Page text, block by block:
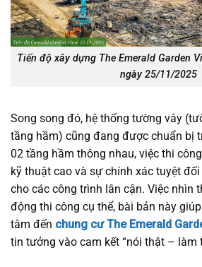
Tiến độ xây dựng The Emerald Garden
ngày 25/11/2025
Song song đó, hệ thống tường vây
tầng hầm) cũng đang được chuẩn bị
02 tầng hầm thông nhau, việc thi
kỹ thuật cao và sự chính xác tuyệt
cho các công trình lân cận. Việc nhìn
động thi công cụ thể, bài bản này
tâm đến chung cư The Emerald
tin tưởng vào cam kết “nói thật – làm